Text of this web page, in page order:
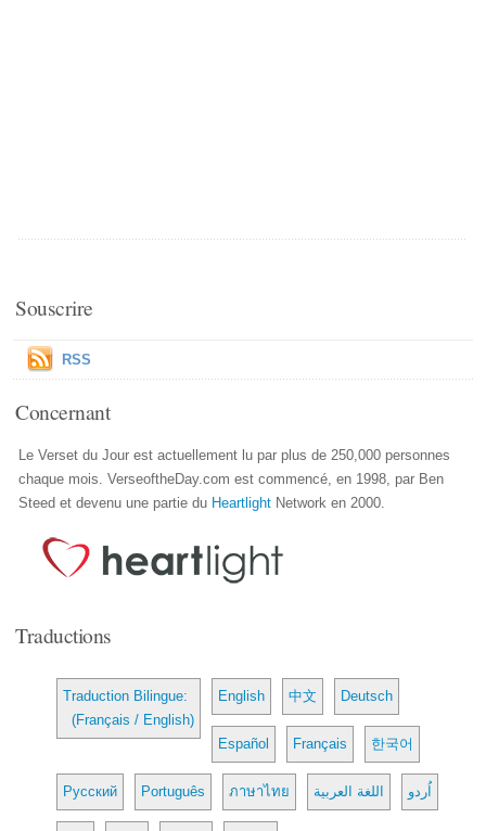
Souscrire
RSS
Concernant
Le Verset du Jour est actuellement lu par plus de 250,000 personnes
chaque mois. VerseoftheDay.com est commencé, en 1998, par Ben
Steed et devenu une partie du Heartlight Network en 2000.
Traductions
Traduction Bilingue:
(Français / English)
English 中文 Deutsch
Español Français 한국어
Русский Português ภาษาไทย اللغة العربية اُردو